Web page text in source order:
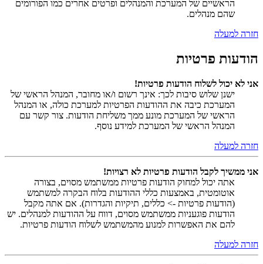
הראשיים של המערכת והמנהלים ופרטים אחרים כמו הפורומים
שהם מנהלים.
חזרה למעלה
הודעות פרטיות
אני לא יכול לשלוח הודעות פרטיות!
ישנן שלוש סיבות לכך: אינך רשום ו/או מחובר, המנהל הראשי של
המערכת כיבה את ההודעות הפרטיות למערכת כולה, או המנהל
הראשי של המערכת מונע ממך משליחת הודעות. צור קשר עם
המנהל הראשי של המערכת למידע נוסף.
חזרה למעלה
אני ממשיך לקבל הודעות פרטיות לא רצויות!
אתה יכול למחוק הודעות פרטיות ממשתמש מסוים, בצורה
אוטומטית, באמצעות כללי ההודעות בלוח הבקרה למשתמש
(הודעות פרטיות -> כללים, תיקיות והגדרות). אם אתה מקבל
הודעות פוגעניות ממשתמש מסוים, דווח על ההודעות למנהלים. יש
להם את האפשרות למנוע מהמשתמש לשלוח הודעות פרטיות.
חזרה למעלה